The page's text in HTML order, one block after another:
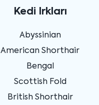
Kedi Irkları
Abyssinian
American Shorthair
Bengal
Scottish Fold
British Shorthair